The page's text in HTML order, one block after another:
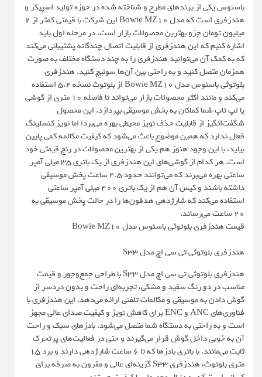
باسئوس یکی از برندهای مطرح و شناخته شده در حوزه تولید اسپیکر و
هندزفری است که مدل Bowie MZ10 این شرکت با قیمتی کمتر از 2
میلیون تومان جزو بهترین محصولات بازار است. در مرحله اول باید
اشاره کنیم که این هندزفری از قابلیت اتصال چندگانه پشتیبانی می‌کند
که به کمک آن می‌توانید هندزفری را به چند دستگاه مختلف به صورت
همزمان متصل کنید و به راحتی بین آن‌ها سوئیچ کنید. هندزفری
بلوتوثی باسئوس مدل Bowie MZ10 از بلوتوث نسخه 5.2 استفاده
می‌کند و مانند اکثر محصولات بازار می‌تواند تا فاصله 10 متری از گوشی
یا لپ تاپ شما کماکان به بخش موسیقی بپردازد. این محصول
شگفت‌انگیز از قابلیت حذف نویز محیطی بهره می‌برد؛ اما نویز کنسلینگ
فعال ندارد که همین موضوع باعث می‌شود که کیفیت مکالمه کمی پایین
بیاید، با این وجود هنوز هم یکی از بهترین محصولات در رنج قیمتی خود
است. هر کدام از گوشی‌های این هندزفری از یک باتری 35 میلی آمپر
ساعتی بهره می‌برند که می‌توانند حدود 4.5 ساعت پخش موسیقی
داشته باشند و کیس آن هم از یک باتری 400 میلی آمپر ساعتی
استفاده می‌کند که شارژدهی هدفون‌ها را در حالت پخش موسیقی به
20 ساعت می‌رساند.
قیمت هندزفری بلوتوثی باسئوس مدل Bowie MZ10
هندزفری بلوتوثی تی سی اچ مدل S33
هندزفری بلوتوثی تی سی اچ مدل S33 با طراحی جمع‌وجور و قیمت
مناسب در دو رنگ سفید و مشکی، تجربه‌ای راحت و بدون دردسر از
گوش دادن به موسیقی و مکالمات تلفنی ارائه می‌دهد. این هندزفری با
فناوری‌های ANC و ENC برای کاهش نویز و کیفیت صدای عالی مجهز
است و به راحتی به دستگاه شما متصل می‌شود. بادزهای سبک و راحت
آن به خوبی داخل گوش قرار می‌گیرند و حتی در فعالیت‌های پرتحرک
ثابت می‌مانند. با باتری بادزها که تا ۶ ساعت شارژدهی دارند و برد ۱۵
متری بلوتوث، هندزفری S33 گزینه‌ای عالی و مقرون به صرفه برای